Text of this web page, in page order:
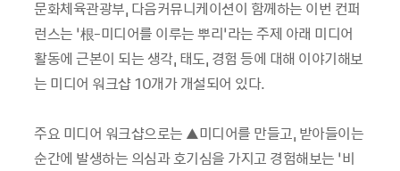
문화체육관광부, 다음커뮤니케이션이 함께하는 이번 컨퍼
런스는 ‘根-미디어를 이루는 뿌리’라는 주제 아래 미디어
활동에 근본이 되는 생각, 태도, 경험 등에 대해 이야기해보
는 미디어 워크샵 10개가 개설되어 있다.
주요 미디어 워크샵으로는 ▲미디어를 만들고, 받아들이는
순간에 발생하는 의심과 호기심을 가지고 경험해보는 ‘비